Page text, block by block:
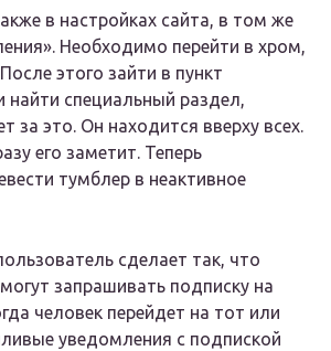
в настройках сайта, в том же
Необходимо перейти в хром,
этого зайти в пункт
найти специальный раздел,
за это. Он находится вверху всех.
его заметит. Теперь
тумблер в неактивное
сделает так, что
запрашивать подписку на
человек перейдет на тот или
уведомления с подпиской